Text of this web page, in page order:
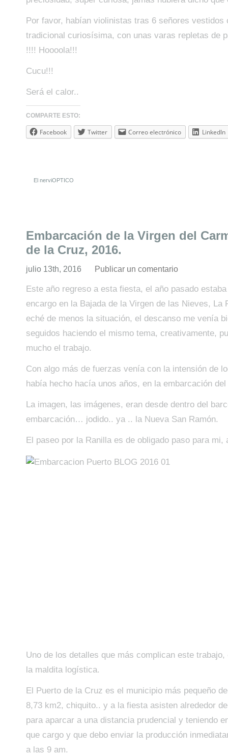
Por favor, habían violinistas tras 6 señores vestidos
tradicional curiosísima, con unas varas repletas de
!!!! Hoooola!!!
Cucu!!!
Será el calor..
COMPARTE ESTO:
Facebook Twitter Correo electrónico LinkedIn
El nerviOPTICO
Embarcación de la Virgen del
de la Cruz, 2016.
julio 13th, 2016 Publicar un comentario
Este año regreso a esta fiesta, el año pasado
encargo en la Bajada de la Virgen de las Nieves, La
eché de menos la situación, el descanso me venía
seguidos haciendo el mismo tema, creativamente,
mucho el trabajo.
Con algo más de fuerzas venía con la intensión de
había hecho hacía unos años, en la embarcación del
La imagen, las imágenes, eran desde dentro del
embarcación… jodido.. ya .. la Nueva San Ramón.
El paseo por la Ranilla es de obligado paso para mi,
Uno de los detalles que más complican este
la maldita logística.
El Puerto de la Cruz es el municipio más pequeño
8,73 km2, chiquito.. y a la fiesta asisten alrededor
para aparcar a una distancia prudencial y teniendo
que cargo y que debo enviar la producción
a las 9 am.